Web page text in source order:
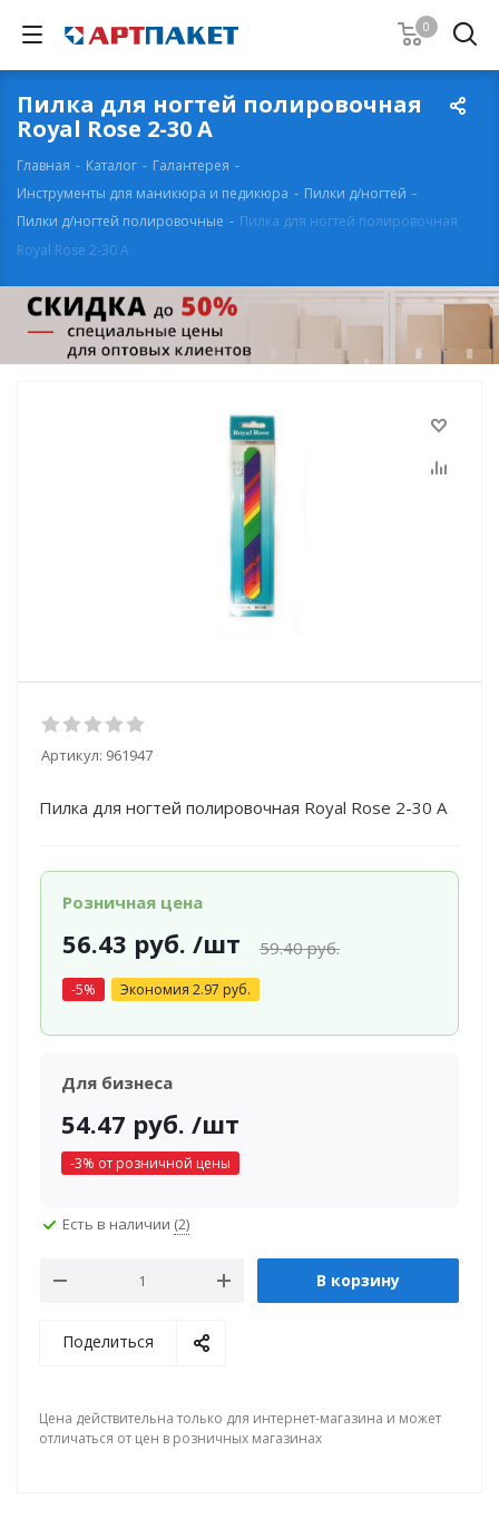
0
Пилка для ногтей полировочная
Royal Rose 2-30 А
Главная - Каталог - Галантерея -
Инструменты для маникюра и педикюра - Пилки д/ногтей -
Пилки д/ногтей полировочные - Пилка для ногтей полировочная
Royal Rose 2-30 А
Артикул: 961947
Пилка для ногтей полировочная Royal Rose 2-30 А
Розничная цена
56.43 руб. /шт 59.40руб.
-5% Экономия 2.97 руб.
Для бизнеса
54.47 руб. /шт
-3% от розничной цены
Есть в наличии (2)
В корзину
Поделиться
Цена действительна только для интернет-магазина и может
отличаться от цен в розничных магазинах